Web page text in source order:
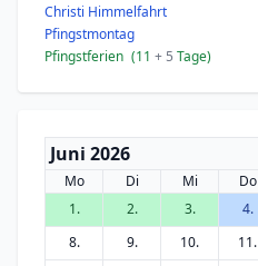
Christi Himmelfahrt
Pfingstmontag
Pfingstferien (11 + 5 Tage)
Juni 2026
Mo Di Mi Do
1.
2. 3. 4.
8.
9. 10. 11.